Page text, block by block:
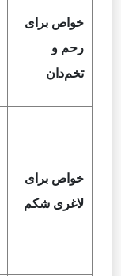
خواص برای
رحم و
تخم‌دان
خواص برای
لاغری شکم